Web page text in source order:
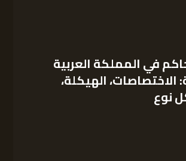
في المملكة العربية
الاختصاصات، الهيكلة،
نوع